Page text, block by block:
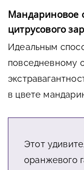
Мандариновое
цитрусового
Идеальным
повседневному
в цвете
Этот
оранжевого